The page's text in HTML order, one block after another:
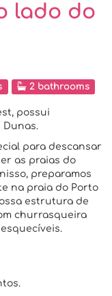
lado do
2 bathrooms
possui
Dunas.
para descansar
as praias do
preparamos
na praia do Porto
estrutura de
churrasqueira